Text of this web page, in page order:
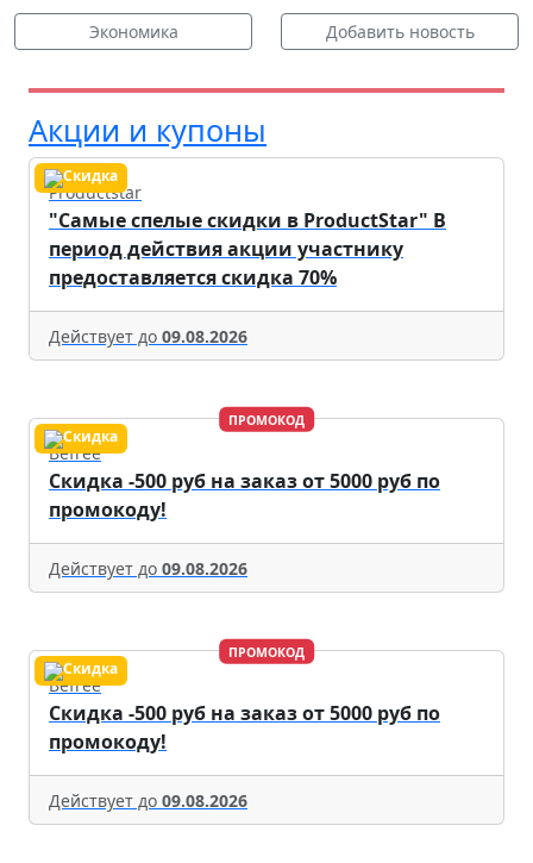
Экономика Добавить новость
Акции и купоны
Productstar
"Самые спелые скидки в ProductStar" В
период действия акции участнику
предоставляется скидка 70%
Действует до 09.08.2026
ПРОМОКОД
Befree
Скидка -500 руб на заказ от 5000 руб по
промокоду!
Действует до 09.08.2026
ПРОМОКОД
Befree
Скидка -500 руб на заказ от 5000 руб по
промокоду!
Действует до 09.08.2026